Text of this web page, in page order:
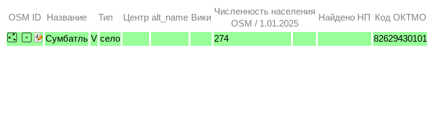
OSM ID Название Тип Центр alt_name Вики
Численность населения
OSM / 1.01.2025
Найдено НП Код ОКТМО
Сумбатль V село 274 82629430101